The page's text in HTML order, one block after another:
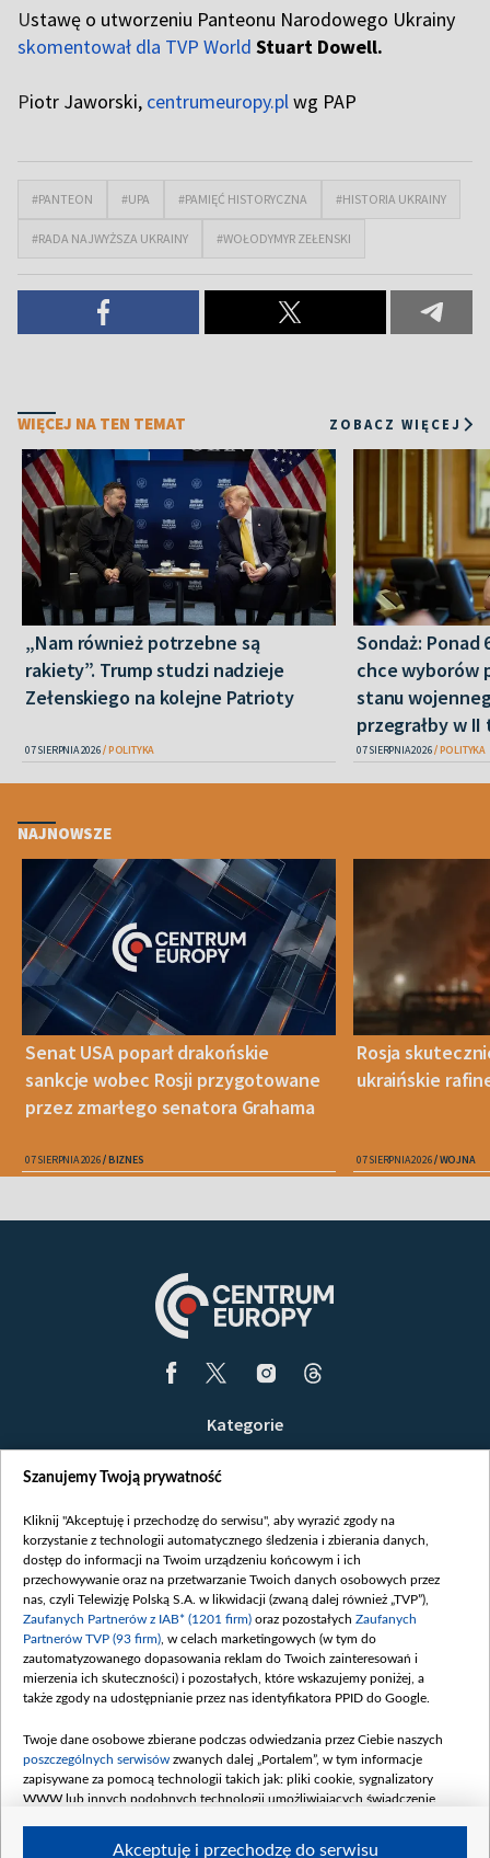
Ustawę o utworzeniu Panteonu Narodowego Ukrainy
skomentował dla TVP World Stuart Dowell.
Piotr Jaworski, centrumeuropy.plwg PAP
#PANTEON #UPA #PAMIĘĆ HISTORYCZNA #HISTORIA UKRAINY
#RADA NAJWYŻSZA UKRAINY #WOŁODYMYR ZEŁENSKI
WIĘCEJ NA TEN TEMAT ZOBACZ WIĘCEJ
„Nam również potrzebne są
rakiety”. Trump studzi nadzieje
Zełenskiego na kolejne Patrioty
07 SIERPNIA 2026 POLITYKA
Sondaż: Ponad
chce wyborów
stanu
przegrałby w II
07 SIERPNIA 2026 POLITYKA
NAJNOWSZE
Senat USA poparł drakońskie
sankcje wobec Rosji przygotowane
przez zmarłego senatora Grahama
07 SIERPNIA 2026 BIZNES
Rosja
ukraińskie
07 SIERPNIA 2026 WOJNA
Kategorie
Opinie
Białoruś / Polska
Czytelnia
Centrum Europy
O nas
Kontakt
Informacje o nadawcy
Serwisy partnerskie
belsat.eu
slava.tv
tvpworld.com
Szanujemy Twoją prywatność
Kliknij "Akceptuję i przechodzę do serwisu", aby wyrazić zgody na
korzystanie z technologii automatycznego śledzenia i zbierania danych,
dostęp do informacji na Twoim urządzeniu końcowym i ich
przechowywanie oraz na przetwarzanie Twoich danych osobowych przez
nas, czyli Telewizję Polską S.A. w likwidacji (zwaną dalej również „TVP”),
Zaufanych Partnerów z IAB* (1201 firm) oraz pozostałych Zaufanych
Partnerów TVP (93 firm) , w celach marketingowych (w tym do
zautomatyzowanego dopasowania reklam do Twoich zainteresowań i
mierzenia ich skuteczności) i pozostałych, które wskazujemy poniżej, a
także zgody na udostępnianie przez nas identyfikatora PPID do Google.
Twoje dane osobowe zbierane podczas odwiedzania przez Ciebie naszych
poszczególnych serwisów zwanych dalej „Portalem”, w tym informacje
zapisywane za pomocą technologii takich jak: pliki cookie, sygnalizatory
WWW lub innych podobnych technologii umożliwiających świadczenie
Akceptuję i przechodzę do serwisu